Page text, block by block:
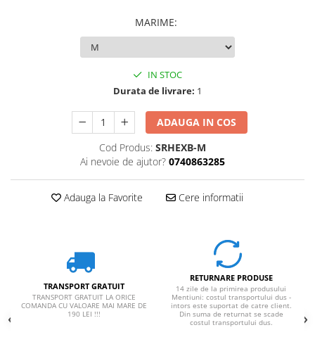
Rucsaci intre 51 - 70 litri
Rucsaci impermeabili
Corturi 2 persoane
Corturi 3 persoane
Corturi de familie
IMBRACAMINTE
Pantaloni
MARIME:
IN STOC
Durata de livrare: 1
ADAUGA IN COS
Cod Produs: SRHEXB-M
Ai nevoie de ajutor? 0740863285
Adauga la Favorite Cere informatii
TRANSPORT GRATUIT
TRANSPORT GRATUIT LA ORICE
COMANDA CU VALOARE MAI MARE DE
190 LEI !!!
RETURNARE PRODUSE
14 zile de la primirea produsului
Mentiuni: costul transportului dus -
intors este suportat de catre client.
Din suma de returnat se scade
costul transportului dus.